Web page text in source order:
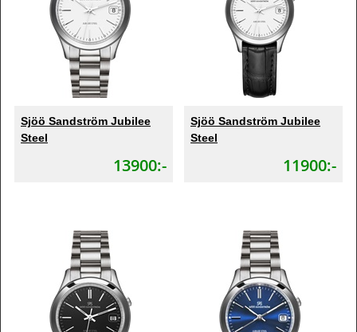
Sjöö Sandström Jubilee
Steel
13900:-
Sjöö Sandström Jubilee
Steel
11900:-